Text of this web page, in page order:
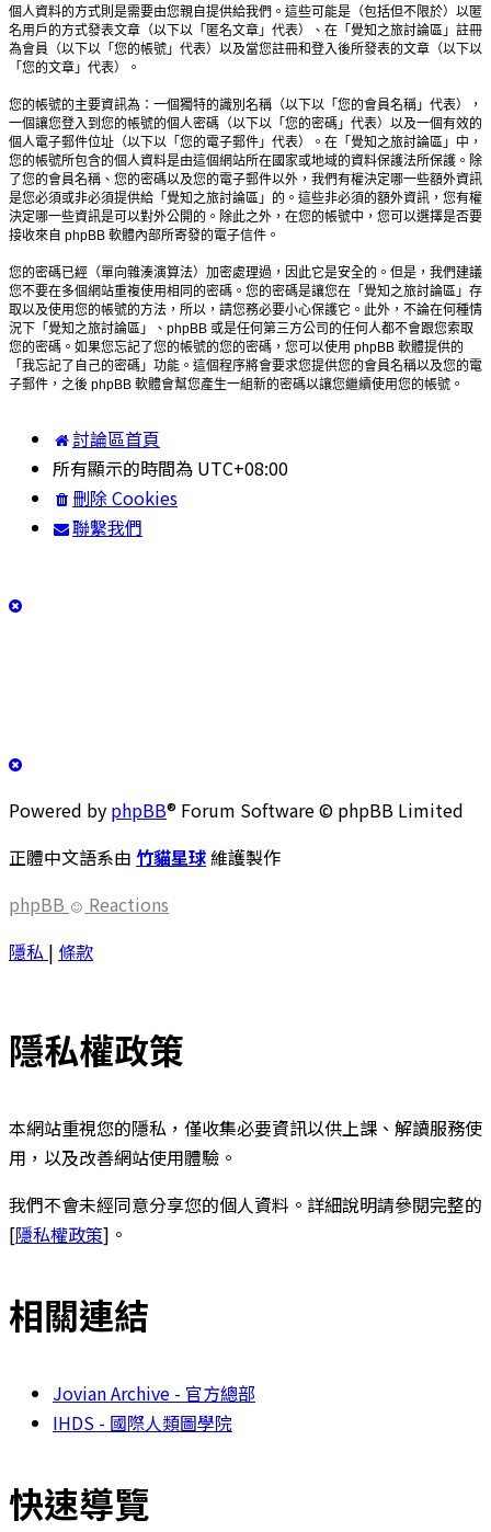
個人資料的方式則是需要由您親自提供給我們。這些可能是（包括但不限於）以匿
名用戶的方式發表文章（以下以「匿名文章」代表）、在「覺知之旅討論區」註冊
為會員（以下以「您的帳號」代表）以及當您註冊和登入後所發表的文章（以下以
「您的文章」代表）。
您的帳號的主要資訊為：一個獨特的識別名稱（以下以「您的會員名稱」代表），
一個讓您登入到您的帳號的個人密碼（以下以「您的密碼」代表）以及一個有效的
個人電子郵件位址（以下以「您的電子郵件」代表）。在「覺知之旅討論區」中，
您的帳號所包含的個人資料是由這個網站所在國家或地域的資料保護法所保護。除
了您的會員名稱、您的密碼以及您的電子郵件以外，我們有權決定哪一些額外資訊
是您必須或非必須提供給「覺知之旅討論區」的。這些非必須的額外資訊，您有權
決定哪一些資訊是可以對外公開的。除此之外，在您的帳號中，您可以選擇是否要
接收來自 phpBB 軟體內部所寄發的電子信件。
您的密碼已經（單向雜湊演算法）加密處理過，因此它是安全的。但是，我們建議
您不要在多個網站重複使用相同的密碼。您的密碼是讓您在「覺知之旅討論區」存
取以及使用您的帳號的方法，所以，請您務必要小心保護它。此外，不論在何種情
況下「覺知之旅討論區」、phpBB 或是任何第三方公司的任何人都不會跟您索取
您的密碼。如果您忘記了您的帳號的您的密碼，您可以使用 phpBB 軟體提供的
「我忘記了自己的密碼」功能。這個程序將會要求您提供您的會員名稱以及您的電
子郵件，之後 phpBB 軟體會幫您產生一組新的密碼以讓您繼續使用您的帳號。
討論區首頁
所有顯示的時間為 UTC+08:00
刪除 Cookies
聯繫我們
Powered by phpBB® Forum Software © phpBB Limited
正體中文語系由 竹貓星球維護製作
phpBB
Reactions
隱私 | 條款
隱私權政策
本網站重視您的隱私，僅收集必要資訊以供上課、解讀服務使
用，以及改善網站使用體驗。
我們不會未經同意分享您的個人資料。詳細說明請參閱完整的
[隱私權政策]。
相關連結
Jovian Archive - 官方總部
IHDS - 國際人類圖學院
快速導覽